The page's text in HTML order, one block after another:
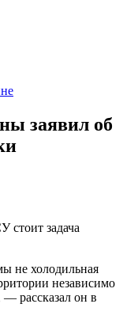
заявил об
стоит задача
не холодильная
независимо
— рассказал он в